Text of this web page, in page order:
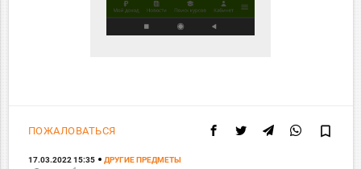
ПОЖАЛОВАТЬСЯ bookmark_border
17.03.2022 15:35 ДРУГИЕ ПРЕДМЕТЫ